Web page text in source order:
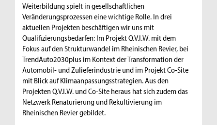
Weiterbildung spielt in gesellschaftlichen
Veränderungsprozessen eine wichtige Rolle. In drei
aktuellen Projekten beschäftigen wir uns mit
Qualifizierungsbedarfen: Im Projekt Q.V.I.W. mit dem
Fokus auf den Strukturwandel im Rheinischen Revier, bei
TrendAuto2030plus im Kontext der Transformation der
Automobil- und Zulieferindustrie und im Projekt Co-Site
mit Blick auf Klimaanpassungsstrategien. Aus den
Projekten Q.V.I.W. und Co-Site heraus hat sich zudem das
Netzwerk Renaturierung und Rekultivierung im
Rheinischen Revier gebildet.